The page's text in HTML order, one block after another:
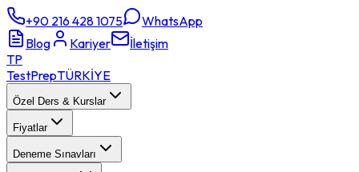
+90 216 428 1075
WhatsApp
Blog
Kariyer
İletişim
TP
TestPrepTÜRKİYE
Özel Ders & Kurslar
Fiyatlar
Deneme Sınavları